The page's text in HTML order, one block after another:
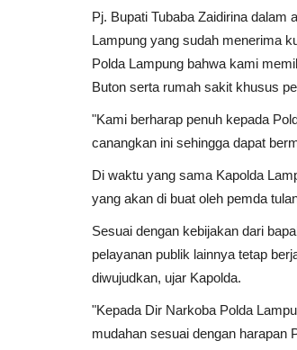
Pj. Bupati Tubaba Zaidirina
Lampung yang sudah menerima
Polda Lampung bahwa kami
Buton serta rumah sakit khusus
"Kami berharap penuh kepada
canangkan ini sehingga dapat
Di waktu yang sama Kapolda
yang akan di buat oleh pemda
Sesuai dengan kebijakan dari
pelayanan publik lainnya tetap
diwujudkan, ujar Kapolda.
"Kepada Dir Narkoba Polda
mudahan sesuai dengan harapan